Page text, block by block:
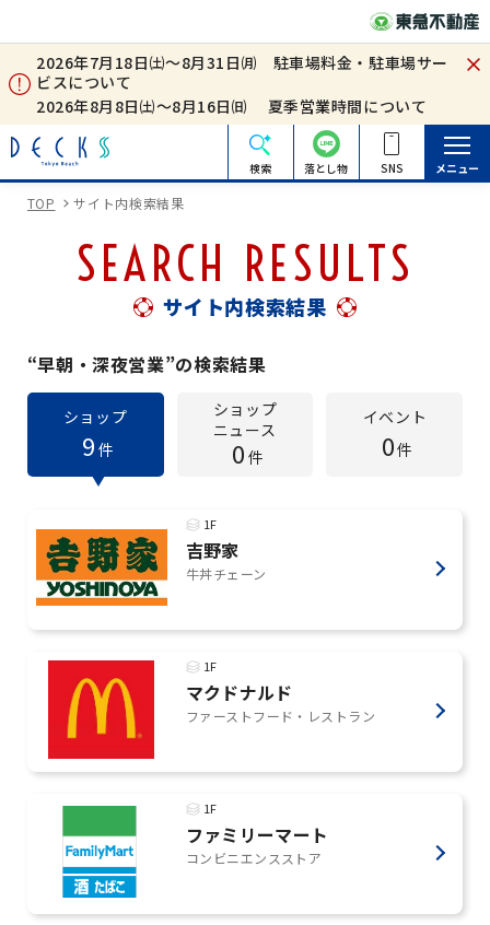
2026年7月18日㈯～8月31日㈪ 駐車場料金・駐車場サー
ビスについて
2026年8月8日㈯～8月16日㈰ 夏季営業時間について
検索 落とし物 SNS メニュー
TOP サイト内検索結果
SEARCH RESULTS
サイト内検索結果
“早朝・深夜営業”の検索結果
ショップ
9 件
ショップ
ニュース
0 件
イベント
0件
1F
吉野家
牛丼チェーン
1F
マクドナルド
ファーストフード・レストラン
1F
ファミリーマート
コンビニエンスストア